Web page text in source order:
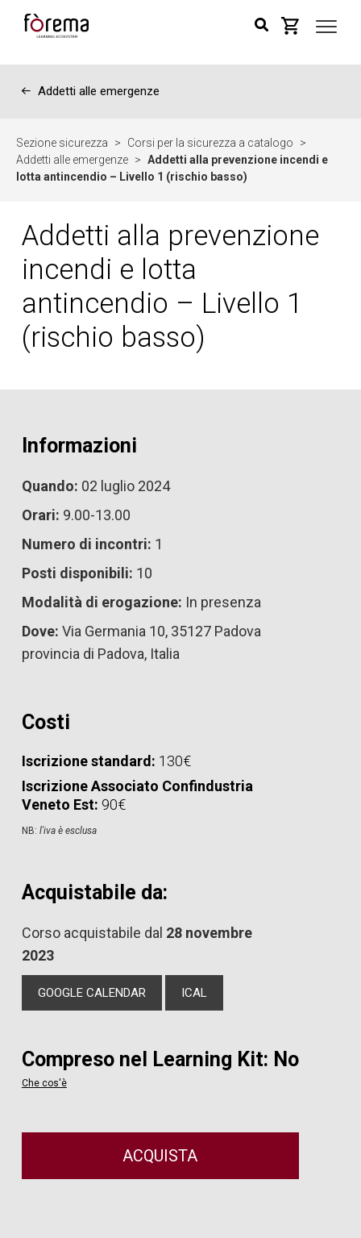
← Addetti alle emergenze
Sezione sicurezza > Corsi per la sicurezza a catalogo
>
Addetti alle emergenze > Addetti alla prevenzione incendi e
lotta antincendio – Livello 1 (rischio basso)
Addetti alla prevenzione
incendi e lotta
antincendio – Livello 1
(rischio basso)
Informazioni
Quando: 02 luglio 2024
Orari: 9.00-13.00
Numero di incontri: 1
Posti disponibili: 10
Modalità di erogazione: In presenza
Dove: Via Germania 10, 35127 Padova
provincia di Padova, Italia
Costi
Iscrizione standard: 130€
Iscrizione Associato Confindustria
Veneto Est: 90€
NB: l'iva è esclusa
Acquistabile da:
Corso acquistabile dal 28 novembre
2023
GOOGLE CALENDAR ICAL
Compreso nel Learning Kit: No
Che cos'è
ACQUISTA